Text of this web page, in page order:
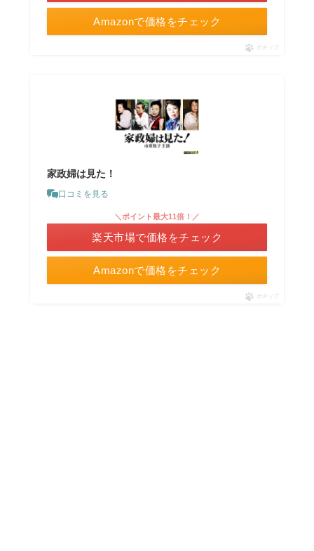
Amazonで価格をチェック
ポチップ
家政婦は見た！
口コミを見る
Amazonで価格をチェック
＼ポイント最大11倍！／
楽天市場で価格をチェック
ポチップ